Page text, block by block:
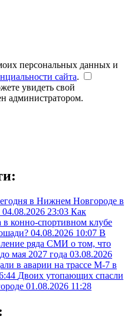
персональных данных и
сайта.
увидеть свой
администратором.
в Нижнем Новгороде в
04.08.2026 23:03 Как
в конно-спортивном клубе
04.08.2026 10:07 В
ряда СМИ о том, что
мая 2027 года 03.08.2026
в аварии на трассе М-7 в
Двоих утопающих спасли
01.08.2026 11:28